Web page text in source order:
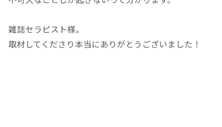
雑誌セラピスト様。
取材してくださり本当にありがとうございました！